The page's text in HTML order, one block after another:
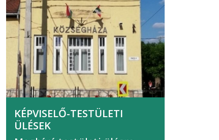
KÉPVISELŐ-TESTÜLETI
ÜLÉSEK